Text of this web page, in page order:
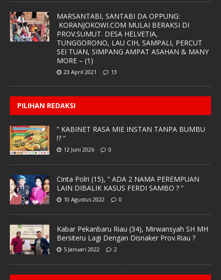
MARSANTABI, SANTABI DA OPPUNG:
KORANJOKOWI.COM MULAI BERAKSI DI
PROV.SUMUT. DESA HELVETIA,
TUNGGORONO, LAU CIH, SAMPALI, PERCUT
SEI TUAN, SIMPANG AMPAT ASAHAN & MANY
MORE – (1)
23 April 2021 13
PILIHAN REDAKSI
” KABINET RASA MIE INSTAN TANPA BUMBU
!? “
12 Juni 2026 0
Cinta Polri (15), ” ADA 2 NAMA PEREMPUAN
LAIN DIBALIK KASUS FERDI SAMBO ? “
10 Agustus 2022 0
Kabar Pekanbaru Riau (34), Mirwansyah SH MH
Bersiteru Lagi Dengan Disnaker Prov.Riau ?
5 Januari 2022 2